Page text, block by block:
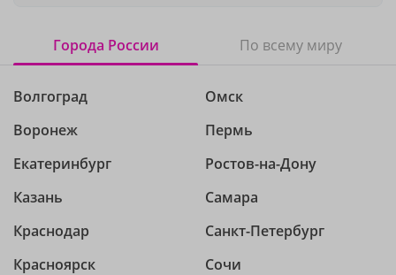
Города России По всему миру
Волгоград
Воронеж
Екатеринбург
Казань
Краснодар
Красноярск
Омск
Пермь
Ростов-на-Дону
Самара
Санкт-Петербург
Сочи